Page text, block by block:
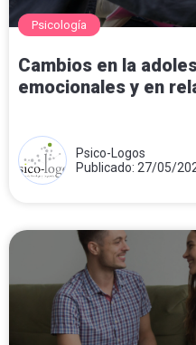
Psicología
Cambios en la
emocionales y en
Psico-Logos
Publicado: 27/05/